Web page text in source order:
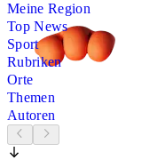
Meine Region
Top News
Sport
Rubriken
Orte
Themen
Autoren